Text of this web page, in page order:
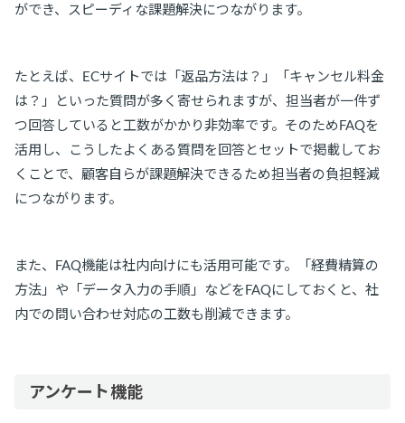
ができ、スピーディな課題解決につながります。
たとえば、ECサイトでは「返品方法は？」「キャンセル料金
は？」といった質問が多く寄せられますが、担当者が一件ず
つ回答していると工数がかかり非効率です。そのためFAQを
活用し、こうしたよくある質問を回答とセットで掲載してお
くことで、顧客自らが課題解決できるため担当者の負担軽減
につながります。
また、FAQ機能は社内向けにも活用可能です。「経費精算の
方法」や「データ入力の手順」などをFAQにしておくと、社
内での問い合わせ対応の工数も削減できます。
アンケート機能